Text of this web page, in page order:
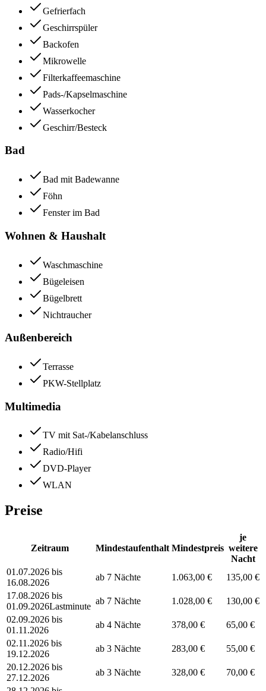
Gefrierfach
Geschirrspüler
Backofen
Mikrowelle
Filterkaffeemaschine
Pads-/Kapselmaschine
Wasserkocher
Geschirr/Besteck
Bad
Bad mit Badewanne
Föhn
Fenster im Bad
Wohnen & Haushalt
Waschmaschine
Bügeleisen
Bügelbrett
Nichtraucher
Außenbereich
Terrasse
PKW-Stellplatz
Multimedia
TV mit Sat-/Kabelanschluss
Radio/Hifi
DVD-Player
WLAN
Preise
Zeitraum Mindestaufenthalt Mindestpreis
je
weitere
Nacht
01.07.2026 bis
16.08.2026
ab 7 Nächte 1.063,00 €
135,00 €
17.08.2026 bis
01.09.2026Lastminute
ab 7 Nächte 1.028,00 €
130,00 €
02.09.2026 bis
01.11.2026
ab 4 Nächte 378,00 €
65,00 €
02.11.2026 bis
19.12.2026
ab 3 Nächte 283,00 €
55,00 €
20.12.2026 bis
27.12.2026
ab 3 Nächte 328,00 €
70,00 €